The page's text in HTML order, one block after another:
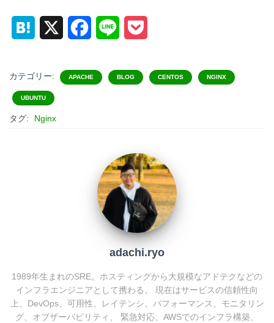
t
e
n
c n c
カテゴリー: APACHE BLOG CENTOS NGINX
UBUNTU
タグ: Nginx
adachi.ryo
1989年生まれのSRE。ホスティングから大規模なアドテクなどの
インフラエンジニアとして携わる。 現在はサービスの信頼性向
上、DevOps、可用性、レイテンシ、パフォーマンス、モニタリン
グ、オブザーバビリティ、 緊急対応、AWSでのインフラ構築、